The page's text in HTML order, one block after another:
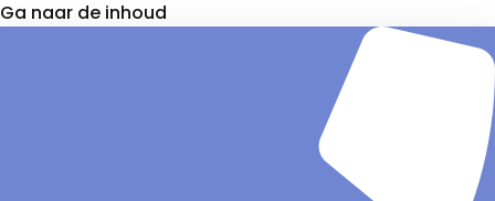
Ga naar de inhoud